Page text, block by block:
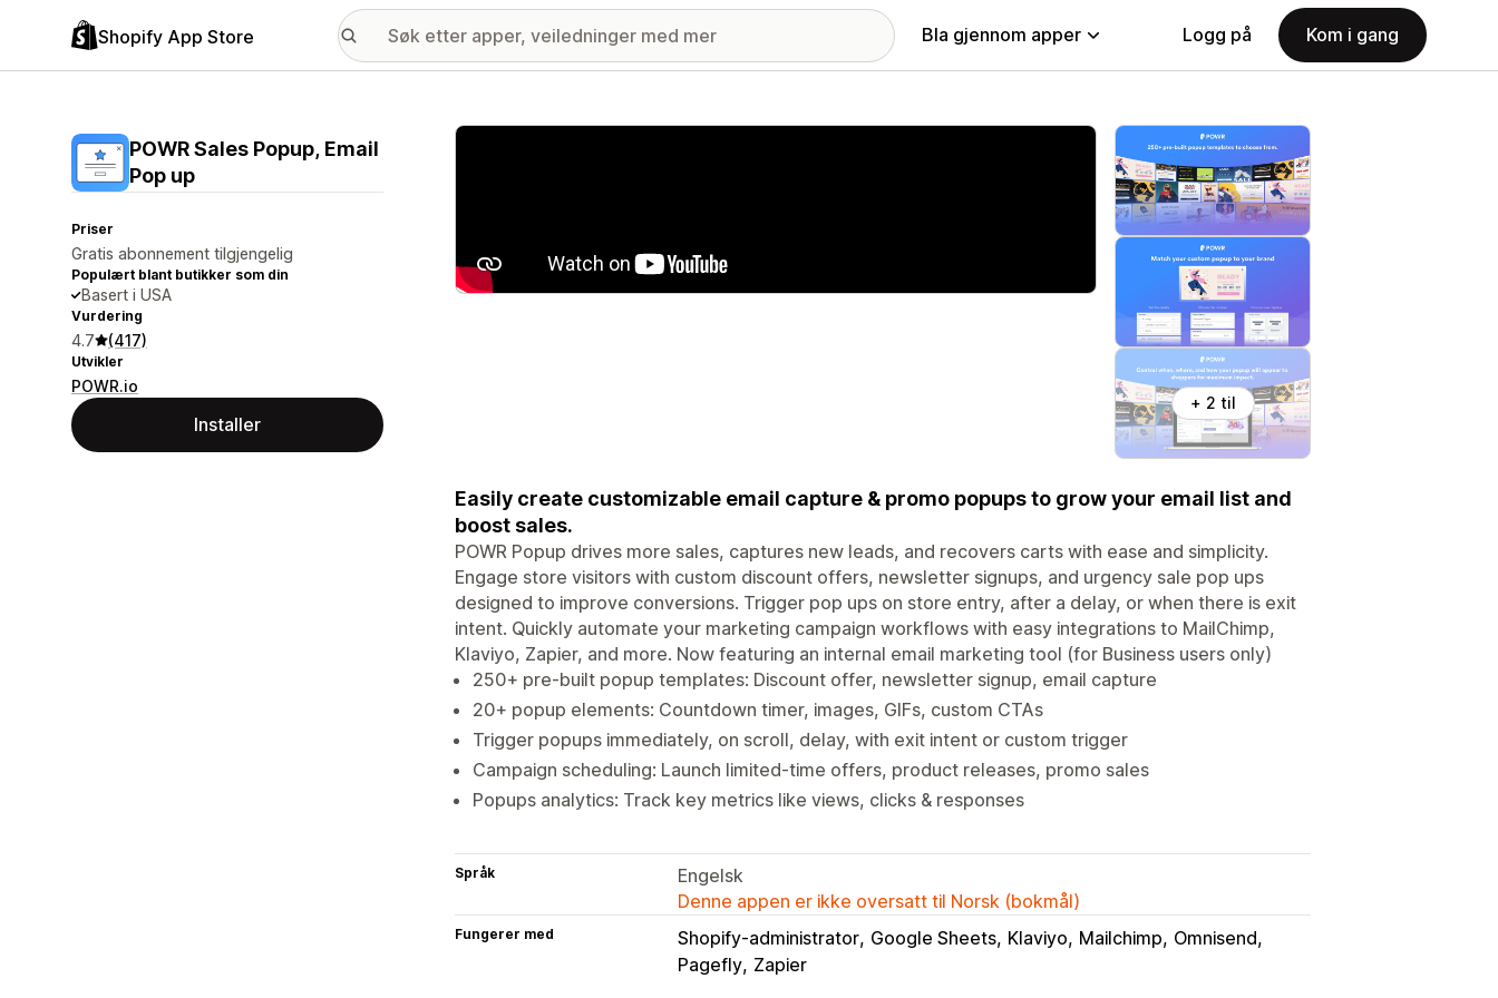
Shopify App Store Bla gjennom apper Logg på Kom i gang
POWR Sales Popup, Email
Pop up
Priser
Gratis abonnement tilgjengelig
Populært blant butikker som din
Basert i USA
Vurdering
4.7 (417)
Utvikler
POWR.io
Installer
Galleri med fremhevede bilder
+ 2 til
Easily create customizable email capture & promo popups to grow your email list and
boost sales.
POWR Popup drives more sales, captures new leads, and recovers carts with ease and simplicity.
Engage store visitors with custom discount offers, newsletter signups, and urgency sale pop ups
designed to improve conversions. Trigger pop ups on store entry, after a delay, or when there is exit
intent. Quickly automate your marketing campaign workflows with easy integrations to MailChimp,
Klaviyo, Zapier, and more. Now featuring an internal email marketing tool (for Business users only)
250+ pre-built popup templates: Discount offer, newsletter signup, email capture
20+ popup elements: Countdown timer, images, GIFs, custom CTAs
Trigger popups immediately, on scroll, delay, with exit intent or custom trigger
Campaign scheduling: Launch limited-time offers, product releases, promo sales
Popups analytics: Track key metrics like views, clicks & responses
Språk
Engelsk
Denne appen er ikke oversatt til Norsk (bokmål)
Fungerer med Shopify-administrator Google Sheets Klaviyo Mailchimp Omnisend
Pagefly Zapier